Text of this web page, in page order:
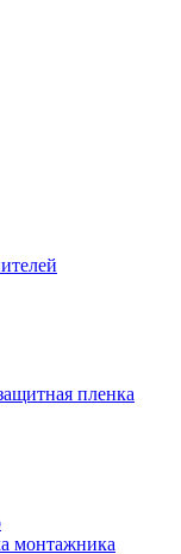
пленка
монтажника